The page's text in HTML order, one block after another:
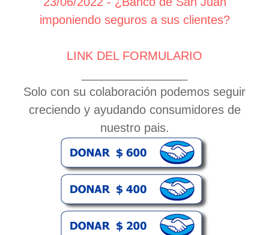
imponiendo seguros a sus clientes?
LINK DEL FORMULARIO
Solo con su colaboración podemos seguir
creciendo y ayudando consumidores de
nuestro pais.